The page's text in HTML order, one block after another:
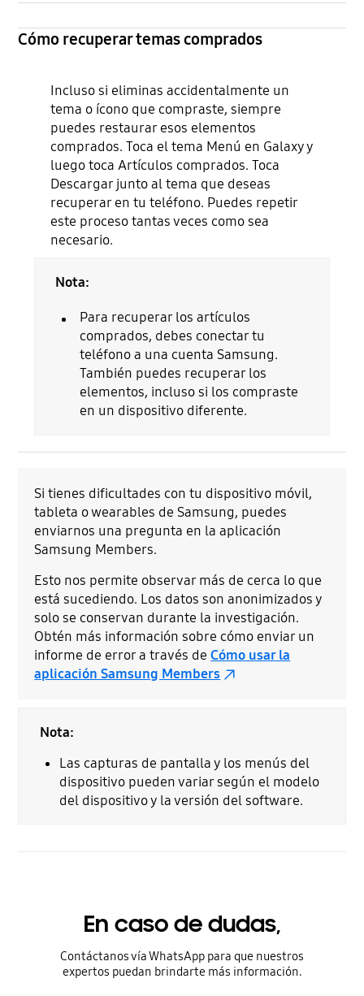
Cómo recuperar temas comprados
Incluso si eliminas accidentalmente un
tema o ícono que compraste, siempre
puedes restaurar esos elementos
comprados. Toca el tema Menú en Galaxy y
luego toca Artículos comprados. Toca
Descargar junto al tema que deseas
recuperar en tu teléfono. Puedes repetir
este proceso tantas veces como sea
necesario.
Nota:
Para recuperar los artículos
comprados, debes conectar tu
teléfono a una cuenta Samsung.
También puedes recuperar los
elementos, incluso si los compraste
en un dispositivo diferente.
Si tienes dificultades con tu dispositivo móvil,
tableta o wearables de Samsung, puedes
enviarnos una pregunta en la aplicación
Samsung Members.
Esto nos permite observar más de cerca lo que
está sucediendo. Los datos son anonimizados y
solo se conservan durante la investigación.
Obtén más información sobre cómo enviar un
informe de error a través deCómo usar la
aplicación Samsung Members
Nota:
Las capturas de pantalla y los menús del
dispositivo pueden variar según el modelo
del dispositivo y la versión del software.
En caso de dudas,
Contáctanos vía WhatsApp para que nuestros
expertos puedan brindarte más información.